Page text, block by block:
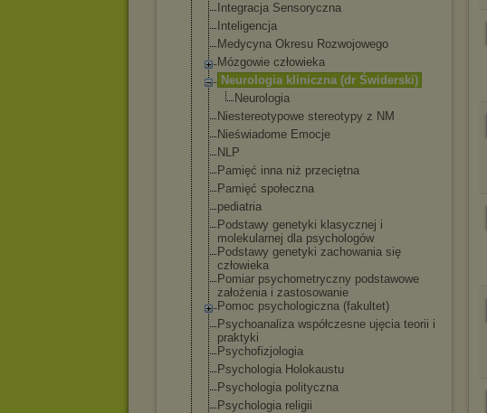
Integracja Sensoryczna
Inteligencja
Medycyna Okresu Rozwojowego
Mózgowie człowieka
Neurologia kliniczna (dr Świderski)
Neurologia
Niestereotypowe stereotypy z NM
Nieświadome Emocje
NLP
Pamięć inna niż przeciętna
Pamięć społeczna
pediatria
Podstawy genetyki klasycznej i
molekularnej dla psychologów
Podstawy genetyki zachowania się
człowieka
Pomiar psychometryczny podstawowe
założenia i zastosowanie
Pomoc psychologiczna (fakultet)
Psychoanaliza współczesne ujęcia teorii i
praktyki
Psychofizjologia
Psychologia Holokaustu
Psychologia polityczna
Psychologia religii